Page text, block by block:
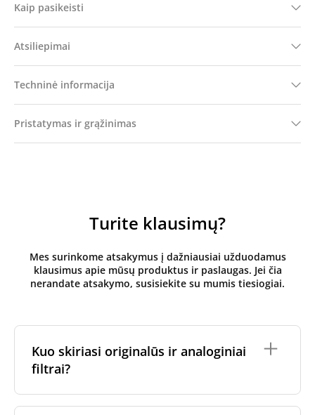
Kaip pasikeisti
Atsiliepimai
Techninė informacija
Pristatymas ir grąžinimas
Turite klausimų?
Mes surinkome atsakymus į dažniausiai užduodamus
klausimus apie mūsų produktus ir paslaugas. Jei čia
nerandate atsakymo, susisiekite su mumis tiesiogiai.
Kuo skiriasi originalūs ir analoginiai
filtrai?